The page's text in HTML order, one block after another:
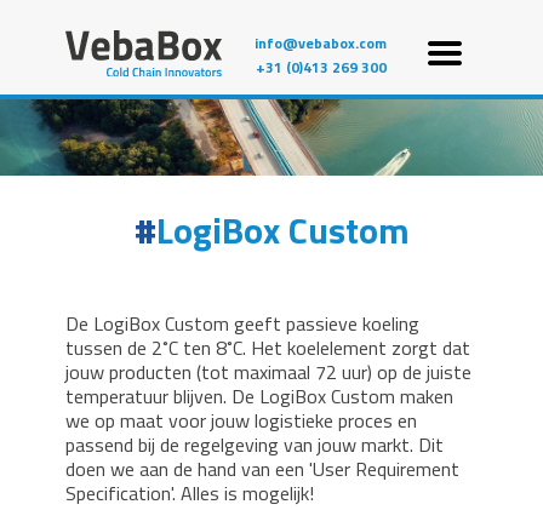
info@vebabox.com
+31 (0)413 269 300
LogiBox Custom
De LogiBox Custom geeft passieve koeling
tussen de 2˚C ten 8˚C. Het koelelement zorgt dat
jouw producten (tot maximaal 72 uur) op de juiste
temperatuur blijven. De LogiBox Custom maken
we op maat voor jouw logistieke proces en
passend bij de regelgeving van jouw markt. Dit
doen we aan de hand van een 'User Requirement
Specification'. Alles is mogelijk!